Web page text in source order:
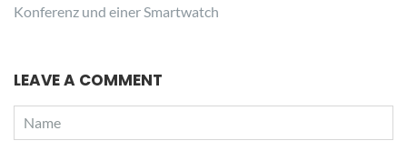
Konferenz und einer Smartwatch
LEAVE A COMMENT